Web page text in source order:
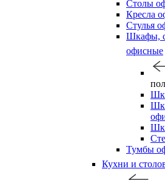
Столы
Кресла
Стулья
Шкафы,
офисные
Тумбы
Кухни и